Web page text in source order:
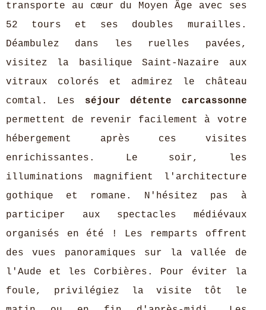
transporte au cœur du Moyen Âge avec ses
52 tours et ses doubles murailles.
Déambulez dans les ruelles pavées,
visitez la basilique Saint-Nazaire aux
vitraux colorés et admirez le château
comtal. Les séjour détente carcassonne
permettent de revenir facilement à votre
hébergement après ces visites
enrichissantes. Le soir, les
illuminations magnifient l'architecture
gothique et romane. N'hésitez pas à
participer aux spectacles médiévaux
organisés en été ! Les remparts offrent
des vues panoramiques sur la vallée de
l'Aude et les Corbières. Pour éviter la
foule, privilégiez la visite tôt le